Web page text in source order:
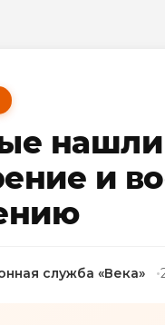
нашли
и
служба «Века»